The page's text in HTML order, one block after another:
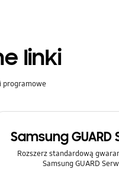
linki
programowe
Samsung
Rozszerz standardową
Samsung GUARD